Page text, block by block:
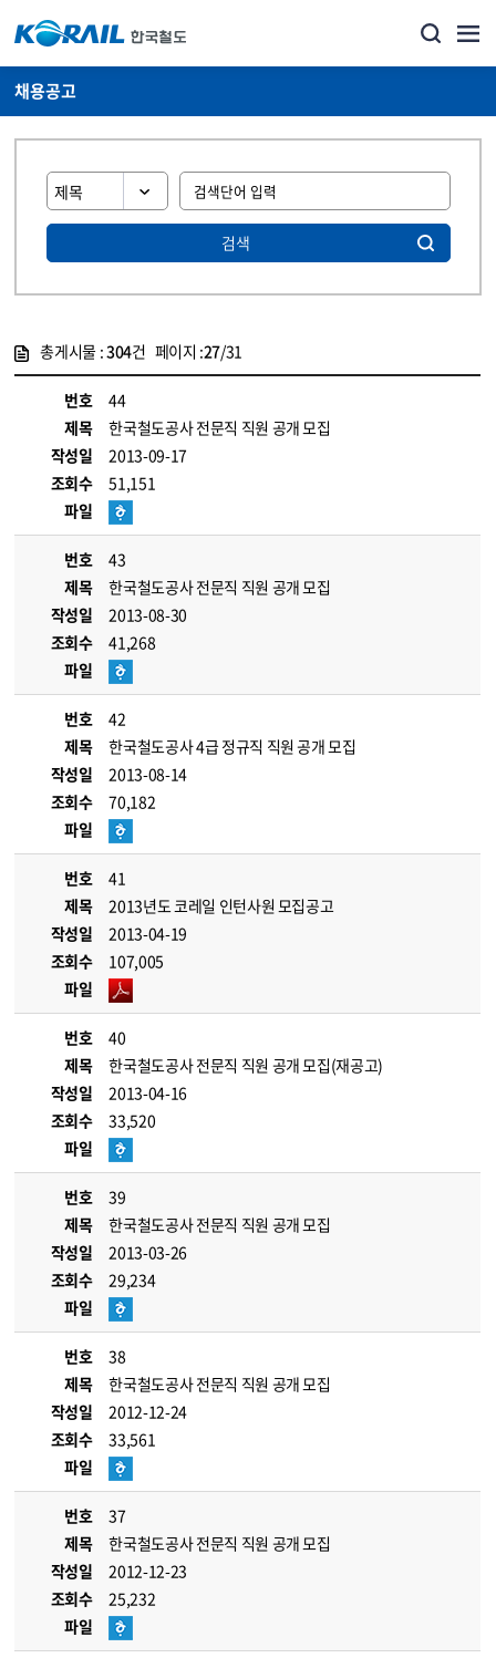
채용공고
검색
총게시물 :304건 페이지 :27/31
번호
44
제목
한국철도공사 전문직 직원 공개 모집
작성일
2013-09-17
조회수
51,151
파일
번호
43
제목
한국철도공사 전문직 직원 공개 모집
작성일
2013-08-30
조회수
41,268
파일
번호
42
제목
한국철도공사 4급 정규직 직원 공개 모집
작성일
2013-08-14
조회수
70,182
파일
번호
41
제목
2013년도 코레일 인턴사원 모집공고
작성일
2013-04-19
조회수
107,005
파일
번호
40
제목
한국철도공사 전문직 직원 공개 모집(재공고)
작성일
2013-04-16
조회수
33,520
파일
번호
39
제목
한국철도공사 전문직 직원 공개 모집
작성일
2013-03-26
조회수
29,234
파일
번호
38
제목
한국철도공사 전문직 직원 공개 모집
작성일
2012-12-24
조회수
33,561
파일
번호
37
제목
한국철도공사 전문직 직원 공개 모집
작성일
2012-12-23
조회수
25,232
파일